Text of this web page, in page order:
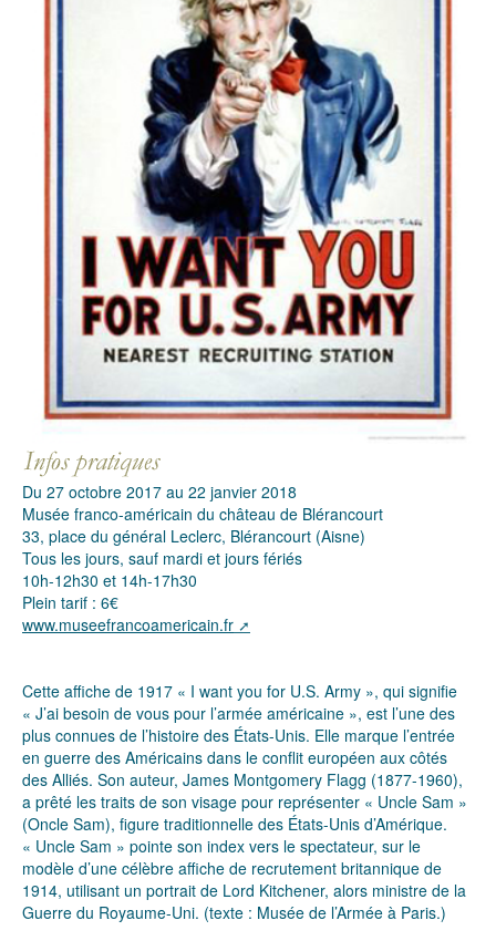
Du 27 octobre 2017 au 22 janvier 2018
Musée franco-américain du château de Blérancourt
33, place du général Leclerc, Blérancourt (Aisne)
Tous les jours, sauf mardi et jours fériés
10h-12h30 et 14h-17h30
Plein tarif : 6€
www.museefrancoamericain.fr
Cette affiche de 1917 « I want you for U.S. Army », qui signifie
« J’ai besoin de vous pour l’armée américaine », est l’une des
plus connues de l’histoire des États-Unis. Elle marque l’entrée
en guerre des Américains dans le conflit européen aux côtés
des Alliés. Son auteur, James Montgomery Flagg (1877-1960),
a prêté les traits de son visage pour représenter « Uncle Sam »
(Oncle Sam), figure traditionnelle des États-Unis d’Amérique.
« Uncle Sam » pointe son index vers le spectateur, sur le
modèle d’une célèbre affiche de recrutement britannique de
1914, utilisant un portrait de Lord Kitchener, alors ministre de la
Guerre du Royaume-Uni. (texte : Musée de l’Armée à Paris.)